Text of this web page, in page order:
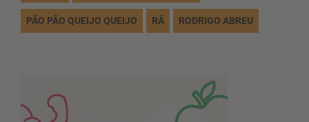
PÃO PÃO QUEIJO QUEIJO RÃ RODRIGO ABREU